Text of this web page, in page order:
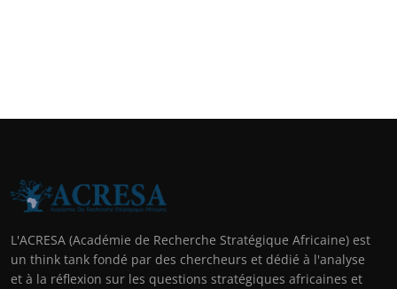
L'ACRESA (Académie de Recherche Stratégique Africaine) est
un think tank fondé par des chercheurs et dédié à l'analyse
et à la réflexion sur les questions stratégiques africaines et